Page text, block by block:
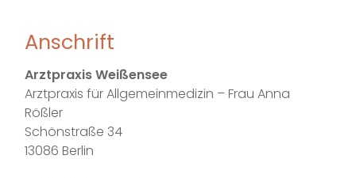
Anschrift
Arztpraxis Weißensee
Arztpraxis für Allgemeinmedizin – Frau Anna
Rößler
Schönstraße 34
13086 Berlin